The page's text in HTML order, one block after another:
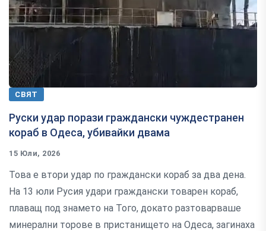
СВЯТ
Руски удар порази граждански чуждестранен
кораб в Одеса, убивайки двама
15 Юли, 2026
Това е втори удар по граждански кораб за два дена.
На 13 юли Русия удари граждански товарен кораб,
плаващ под знамето на Того, докато разтоварваше
минерални торове в пристанището на Одеса, загинаха